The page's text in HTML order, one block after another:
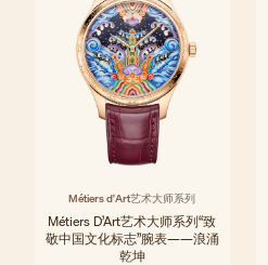
Métiers d'Art艺术大师系列
Métiers D’Art艺术大师系列“致
敬中国文化标志”腕表——浪涌
乾坤